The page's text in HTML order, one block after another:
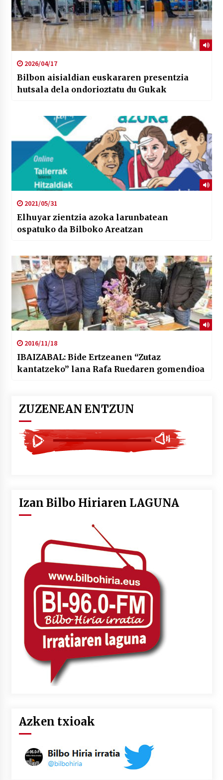
2026/04/17
Bilbon aisialdian euskararen presentzia
hutsala dela ondorioztatu du Gukak
2021/05/31
Elhuyar zientzia azoka larunbatean
ospatuko da Bilboko Areatzan
2016/11/18
IBAIZABAL: Bide Ertzeanen “Zutaz
kantatzeko” lana Rafa Ruedaren gomendioa
ZUZENEAN ENTZUN
Izan Bilbo Hiriaren LAGUNA
Azken txioak